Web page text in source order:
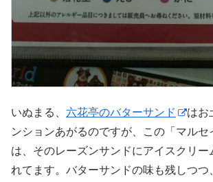
いぬまる、 六花亭のバターサンド
はお
ンションあがるのですが、この「マルセ
は、そのレーズンサンドにアイスクリー
れてます。バターサンドの味も残しつつ